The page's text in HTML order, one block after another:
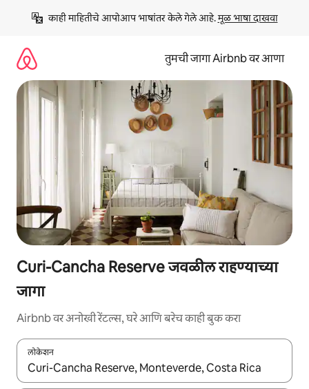
काही माहितीचे आपोआप भाषांतर केले गेले आहे. मूळ भाषा दाखवा
तुमची जागा Airbnb वर आणा
Curi-Cancha Reserve जवळील राहण्याच्या
जागा
Airbnb वर अनोखी रेंटल्स, घरे आणि बरेच काही बुक करा
लोकेशन
जेव्हा परिणाम उपलब्ध असतील, तेव्हा वरच्या आणि खाली बाणांच्या किजसह